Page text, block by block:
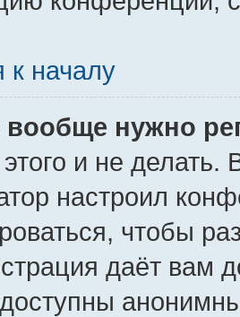
к началу
нужно
и не делать.
настроил
чтобы
даёт вам